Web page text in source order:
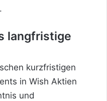
langfristige
kurzfristigen
in Wish Aktien
und